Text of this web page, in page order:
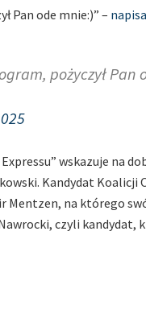
Pan ode mnie:)” –
pożyczył Pan
wskazuje na
Kandydat Koalicji
na którego
czyli kandydat,